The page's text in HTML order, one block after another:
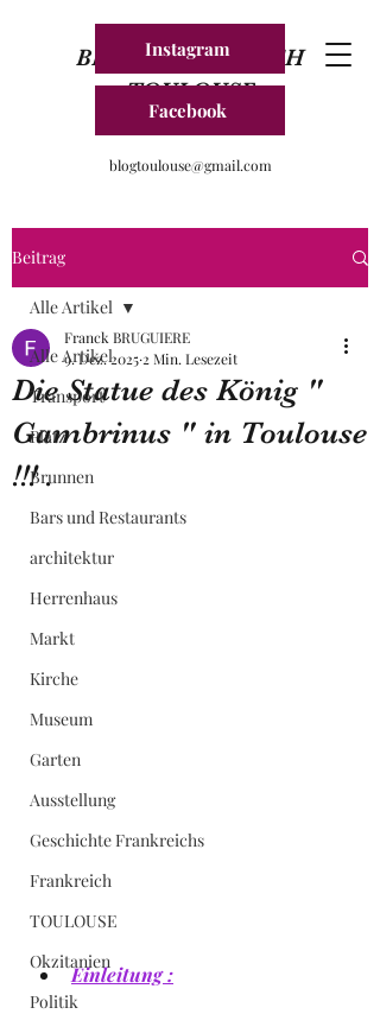
BLOG FRANKREICH
TOULOUSE
Instagram
Facebook
blogtoulouse@gmail.com
Beitrag
Alle Artikel
Transport
Platz
Brunnen
Bars und Restaurants
architektur
Herrenhaus
Markt
Kirche
Museum
Garten
Ausstellung
Geschichte Frankreichs
Frankreich
TOULOUSE
Okzitanien
Politik
Alle Artikel
Die Statue des König "
Gambrinus " in Toulouse
!!! .
Franck BRUGUIERE
9. Dez. 2025 2 Min. Lesezeit
Einleitung :